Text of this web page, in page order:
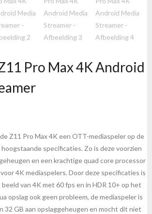
Pro Max 4K Android
Z11 Pro Max 4K een OTT-mediaspeler op de
specificaties. Zo is deze voorzien
en een krachtige quad core processor
4K mediaspelers. Door deze specificaties is
van 4K met 60 fps en in HDR 10+ op het
opslag ook geen probleem, de mediaspeler is
32 GB aan opslaggeheugen en mocht dit niet